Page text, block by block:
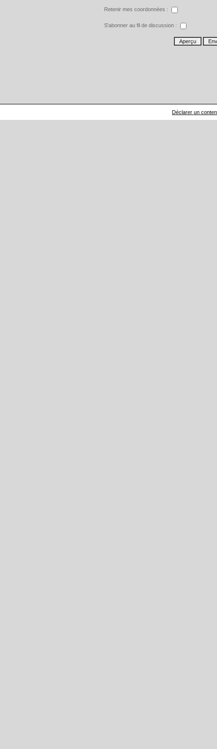
Retenir mes coordonnées :
S'abonner au fil de discussion :
Déclarer un